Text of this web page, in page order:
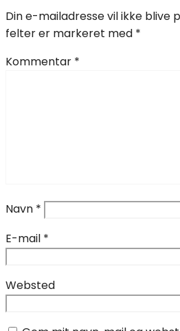
Din e-mailadresse vil ikke blive
felter er markeret med *
Kommentar *
Navn *
E-mail *
Websted